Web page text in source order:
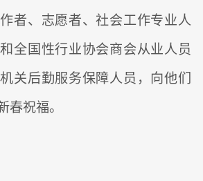
者、志愿者、社会工作专业人
全国性行业协会商会从业人员
关后勤服务保障人员，向他们
春祝福。